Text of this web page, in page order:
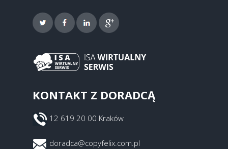
KONTAKT Z DORADCĄ
12 619 20 00 Kraków
doradca@copyfelix.com.pl